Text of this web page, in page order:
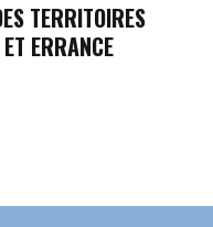
TERRITOIRES
ERRANCE